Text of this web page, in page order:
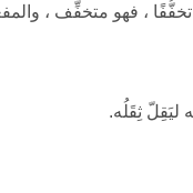
، فهو متخفِّف ،
ثِقَلُه.